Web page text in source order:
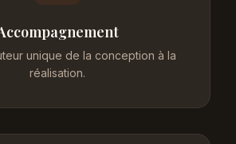
unique de la conception à la
réalisation.